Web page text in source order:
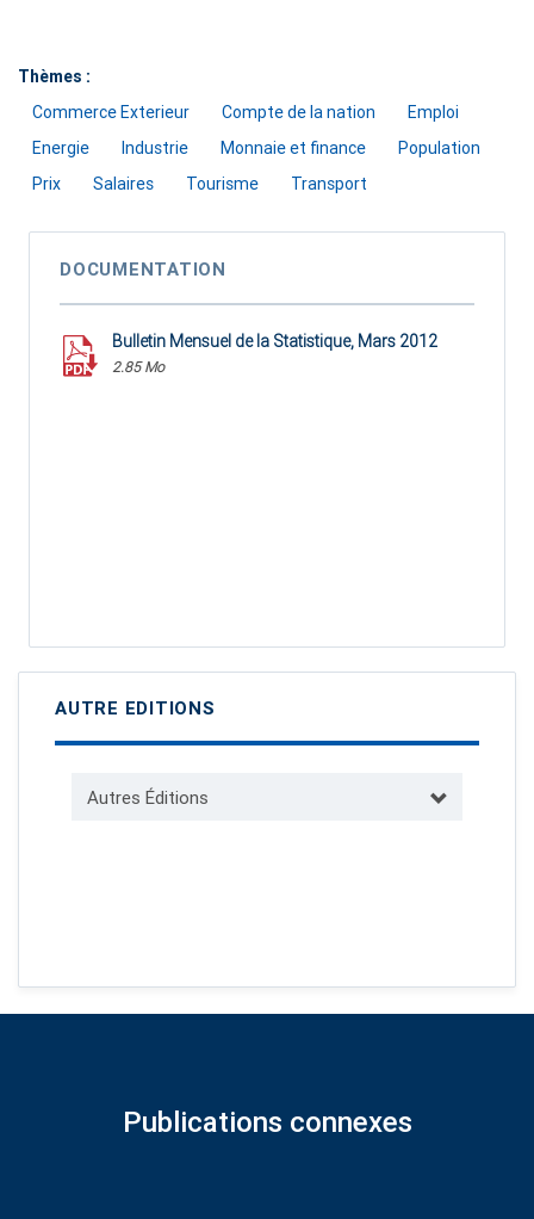
Thèmes :
Commerce Exterieur
Compte de la nation
Emploi
Energie
Industrie Monnaie et finance
Population
Prix
Salaires Tourisme Transport
DOCUMENTATION
Bulletin Mensuel de la Statistique, Mars 2012
2.85 Mo
AUTRE EDITIONS
Autres Éditions
Publications connexes